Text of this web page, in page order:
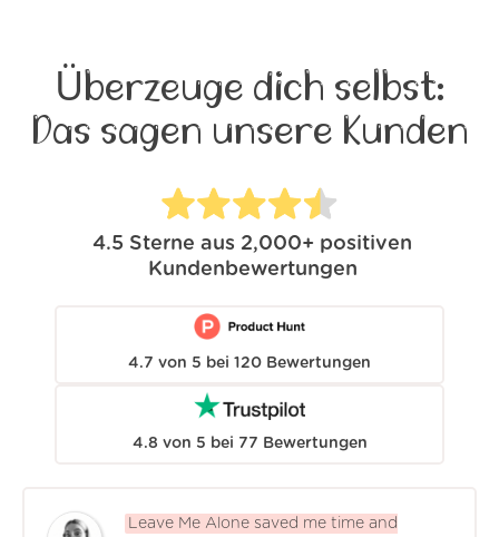
Überzeuge dich selbst:
Das sagen unsere Kunden
4.5 Sterne aus 2,000+ positiven
Kundenbewertungen
4.7 von 5 bei 120 Bewertungen
4.8 von 5 bei 77 Bewertungen
Leave Me Alone saved me time and